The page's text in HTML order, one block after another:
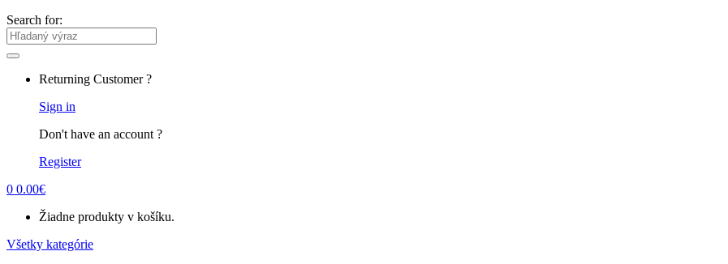
Search for:
Returning Customer ?
Sign in
Don't have an account ?
Register
0 0.00€
Žiadne produkty v košíku.
Všetky kategórie